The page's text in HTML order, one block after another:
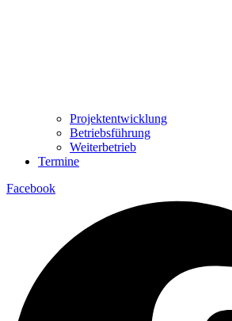
Projektentwicklung
Betriebsführung
Weiterbetrieb
Termine
Facebook